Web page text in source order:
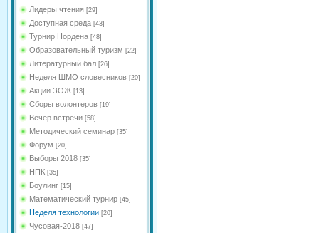
Лидеры чтения [29]
Доступная среда [43]
Турнир Нордена [48]
Образовательный туризм [22]
Литературный бал [26]
Неделя ШМО словесников [20]
Акции ЗОЖ [13]
Сборы волонтеров [19]
Вечер встречи [58]
Методический семинар [35]
Форум [20]
Выборы 2018 [35]
НПК [35]
Боулинг [15]
Математический турнир [45]
Неделя технологии [20]
Чусовая-2018 [47]